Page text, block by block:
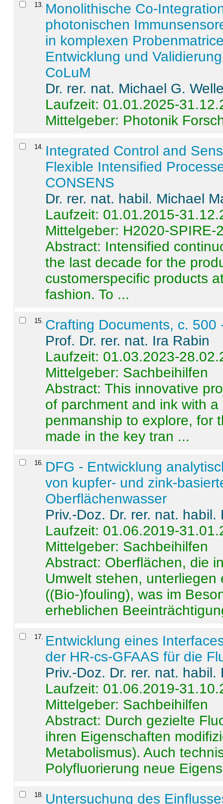
13
Monolithische Co-
photonischen
in komplexen
Entwicklung und
CoLuM
Dr. rer. nat. Michael G.
Laufzeit: 01.01.2025-
Mittelgeber: Photonik
14
Integrated Control and
Flexible Intensified
CONSENS
Dr. rer. nat. habil. Michael
Laufzeit: 01.01.2015-
Mittelgeber: H2020-SPIRE-
Abstract: Intensified
the last decade for the
customerspecific products
fashion. To ...
15 Crafting Documents, c. 500
Prof. Dr. rer. nat. Ira Rabin
Laufzeit: 01.03.2023-
Mittelgeber: Sachbeihilfen
Abstract:This innovative
of parchment and ink with
penmanship to explore, for
made in the key tran ...
16
DFG - Entwicklung
von kupfer- und zink-
Oberflächenwasser
Priv.-Doz. Dr. rer. nat.
Laufzeit: 01.06.2019-
Mittelgeber: Sachbeihilfen
Abstract: Oberflächen, die
Umwelt stehen,
((Bio-)fouling), was im
erheblichen
17
Entwicklung eines
der HR-cs-GFAAS für die
Priv.-Doz. Dr. rer. nat.
Laufzeit: 01.06.2019-
Mittelgeber: Sachbeihilfen
Abstract: Durch gezielte
ihren Eigenschaften
Metabolismus). Auch
Polyfluorierung neue
18
Untersuchung des